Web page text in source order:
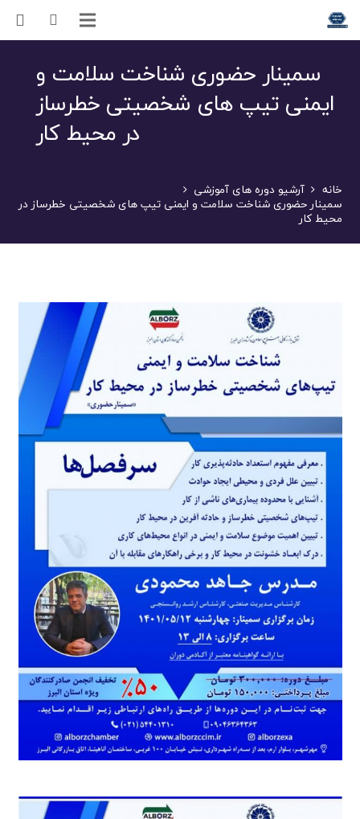
سمینار حضوری شناخت سلامت و
ایمنی تیپ های شخصیتی خطرساز
در محیط کار
خانه آرشیو دوره های آموزشی
سمینار حضوری شناخت سلامت و ایمنی تیپ های شخصیتی خطرساز در
محیط کار